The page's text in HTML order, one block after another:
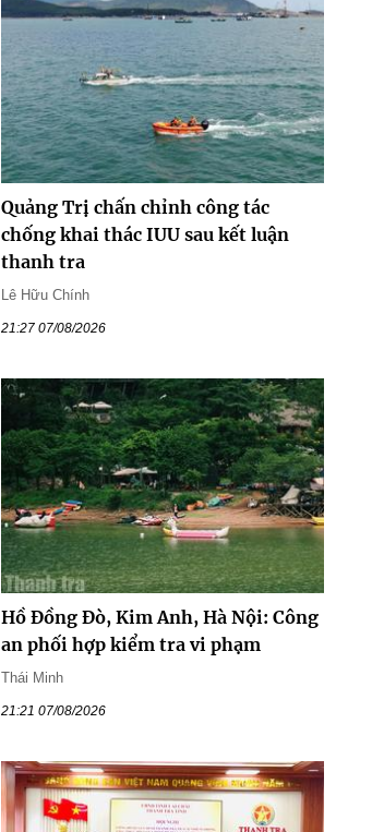
Quảng Trị chấn chỉnh công tác
chống khai thác IUU sau kết luận
thanh tra
Lê Hữu Chính
21:27 07/08/2026
Hồ Đồng Đò, Kim Anh, Hà Nội: Công
an phối hợp kiểm tra vi phạm
Thái Minh
21:21 07/08/2026